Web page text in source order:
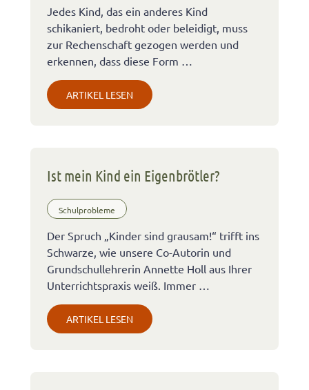
Jedes Kind, das ein anderes Kind
schikaniert, bedroht oder beleidigt, muss
zur Rechenschaft gezogen werden und
erkennen, dass diese Form …
ARTIKEL LESEN
Ist mein Kind ein Eigenbrötler?
Schulprobleme
Der Spruch „Kinder sind grausam!“ trifft ins
Schwarze, wie unsere Co-Autorin und
Grundschullehrerin Annette Holl aus Ihrer
Unterrichtspraxis weiß. Immer …
ARTIKEL LESEN